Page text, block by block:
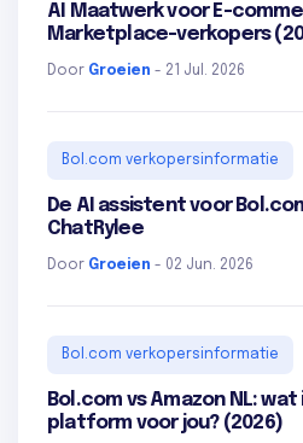
AI Maatwerk voor E-
Marketplace-verkopers
Door Groeien - 21 Jul. 2026
Bol.com verkopersinformatie
De AI assistent voor
ChatRylee
Door Groeien - 02 Jun. 2026
Bol.com verkopersinformatie
Bol.com vs Amazon NL:
platform voor jou? (2026)